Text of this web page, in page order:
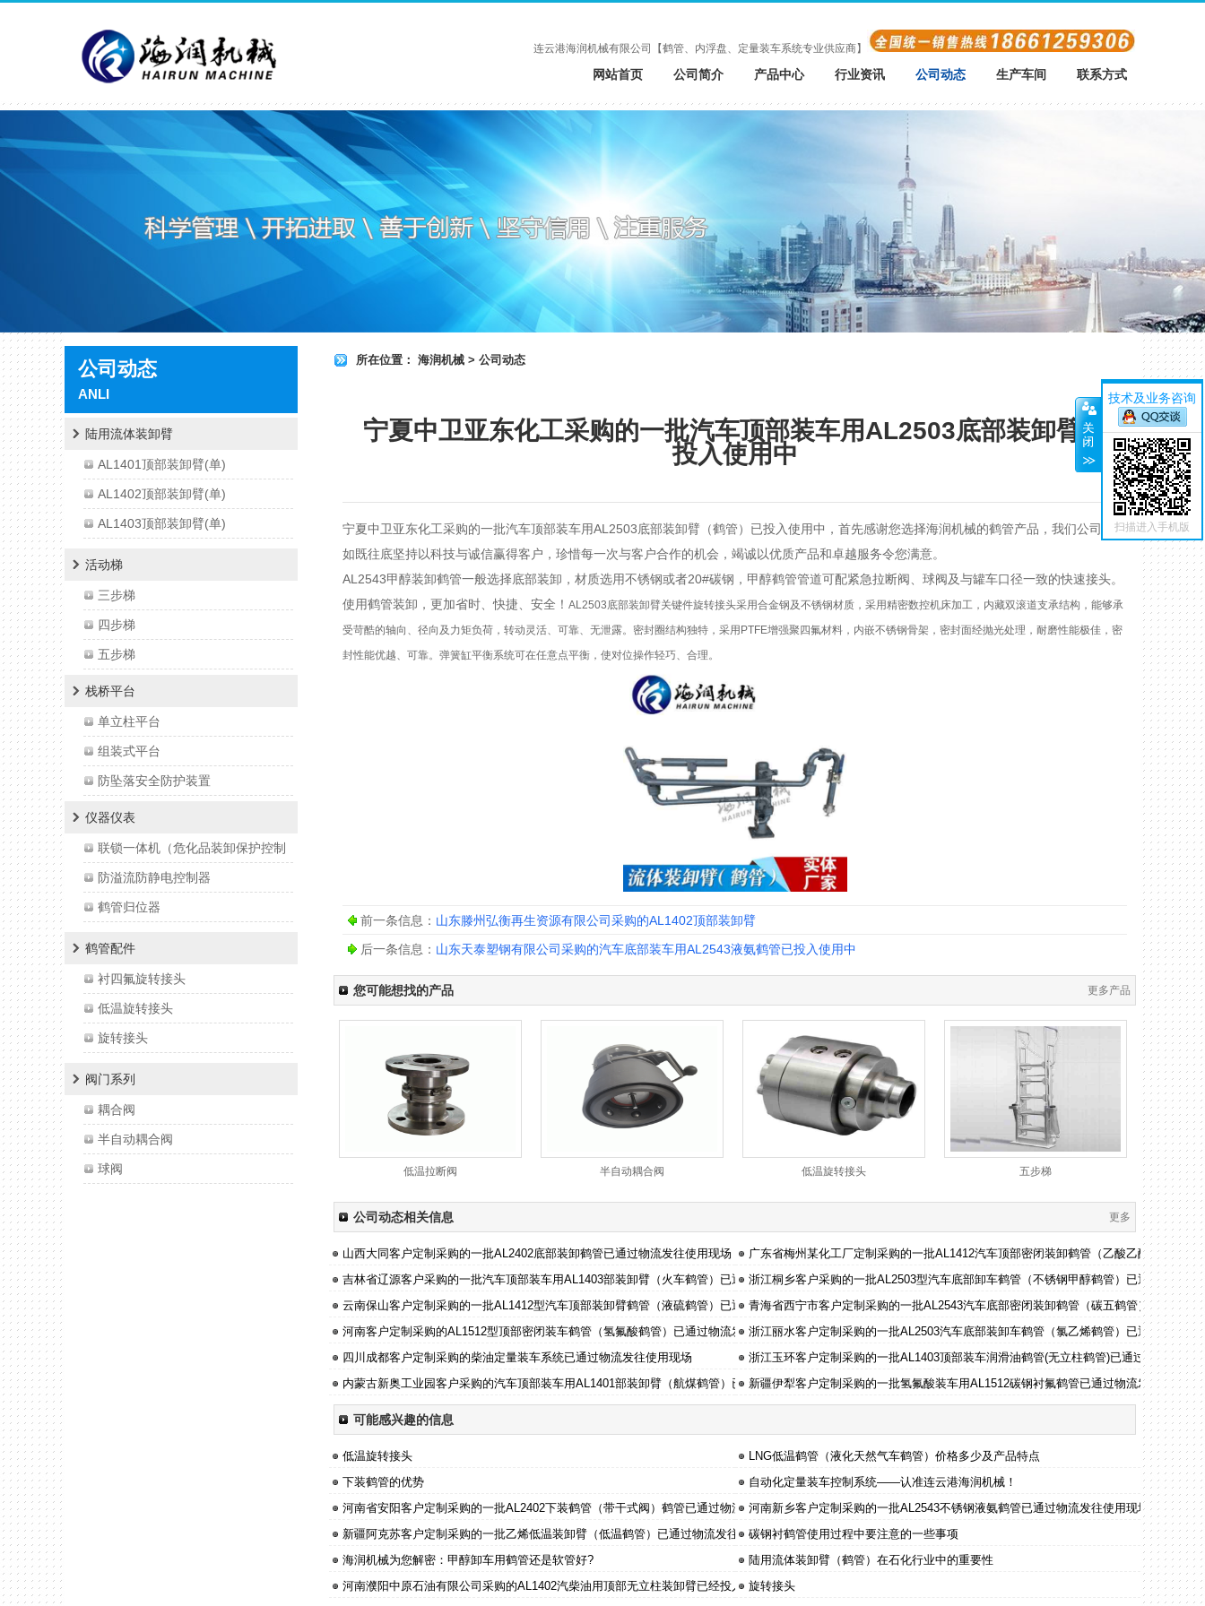
连云港海润机械有限公司【鹤管、内浮盘、定量装车系统专业供应商】
网站首页 公司简介 产品中心 行业资讯 公司动态 生产车间 联系方式
公司动态
ANLI
陆用流体装卸臂
AL1401顶部装卸臂(单)
AL1402顶部装卸臂(单)
AL1403顶部装卸臂(单)
AL2503底部装卸臂(单)
AL2543底部装卸臂(双)
AL2402下装鹤管
AL1512顶部密闭装卸臂（双臂）
AL1502顶部密闭装卸臂（单臂）
活动梯
三步梯
四步梯
五步梯
栈桥平台
单立柱平台
组装式平台
防坠落安全防护装置
仪器仪表
联锁一体机（危化品装卸保护控制
系统）
防溢流防静电控制器
鹤管归位器
鹤管配件
衬四氟旋转接头
低温旋转接头
旋转接头
阀门系列
耦合阀
半自动耦合阀
球阀
所在位置： 海润机械 > 公司动态
宁夏中卫亚东化工采购的一批汽车顶部装车用AL2503底部装卸臂已
投入使用中
宁夏中卫亚东化工采购的一批汽车顶部装车用AL2503底部装卸臂（鹤管）已投入使用中，首先感谢您选择海润机械的鹤管产品，我们公司会一
如既往底坚持以科技与诚信赢得客户，珍惜每一次与客户合作的机会，竭诚以优质产品和卓越服务令您满意。
AL2543甲醇装卸鹤管一般选择底部装卸，材质选用不锈钢或者20#碳钢，甲醇鹤管管道可配紧急拉断阀、球阀及与罐车口径一致的快速接头。
使用鹤管装卸，更加省时、快捷、安全！ AL2503底部装卸臂关键件旋转接头采用合金钢及不锈钢材质，采用精密数控机床加工，内藏双滚道支承结构，能够承
受苛酷的轴向、径向及力矩负荷，转动灵活、可靠、无泄露。 密封圈结构独特，采用PTFE增强聚四氟材料，内嵌不锈钢骨架，密封面经抛光处理，耐磨性能极佳，密
封性能优越、可靠。 弹簧缸平衡系统可在任意点平衡，使对位操作轻巧、合理。
前一条信息： 山东滕州弘衡再生资源有限公司采购的AL1402顶部装卸臂
后一条信息： 山东天泰塑钢有限公司采购的汽车底部装车用AL2543液氨鹤管已投入使用中
更多产品
您可能想找的产品
低温拉断阀 半自动耦合阀 低温旋转接头 五步梯
更多
公司动态相关信息
山西大同客户定制采购的一批AL2402底部装卸鹤管已通过物流发往使用现场
广东省梅州某化工厂定制采购的一批AL1412汽车顶部密闭装卸鹤管（乙酸乙酯鹤管）已
吉林省辽源客户采购的一批汽车顶部装车用AL1403部装卸臂（火车鹤管）已通过物流发往使用现场浙江桐乡客户采购的一批AL2503型汽车底部卸车鹤管（不锈钢甲醇鹤管）已通过物流发
云南保山客户定制采购的一批AL1412型汽车顶部装卸臂鹤管（液硫鹤管）已通过物流发往使用现场青海省西宁市客户定制采购的一批AL2543汽车底部密闭装卸鹤管（碳五鹤管）已通过物
河南客户定制采购的AL1512型顶部密闭装车鹤管（氢氟酸鹤管）已通过物流发往使用现场浙江丽水客户定制采购的一批AL2503汽车底部装卸车鹤管（氯乙烯鹤管）已通过物流发
四川成都客户定制采购的柴油定量装车系统已通过物流发往使用现场
浙江玉环客户定制采购的一批AL1403顶部装车润滑油鹤管(无立柱鹤管)已通过物流发往
内蒙古新奥工业园客户采购的汽车顶部装车用AL1401部装卸臂（航煤鹤管）已通过物流发往使用现场新疆伊犁客户定制采购的一批氢氟酸装车用AL1512碳钢衬氟鹤管已通过物流发往使用现
可能感兴趣的信息
低温旋转接头
LNG低温鹤管（液化天然气车鹤管）价格多少及产品特点
下装鹤管的优势
自动化定量装车控制系统——认准连云港海润机械！
河南省安阳客户定制采购的一批AL2402下装鹤管（带干式阀）鹤管已通过物流发往使用现场河南新乡客户定制采购的一批AL2543不锈钢液氨鹤管已通过物流发往使用现场
新疆阿克苏客户定制采购的一批乙烯低温装卸臂（低温鹤管）已通过物流发往使用现场碳钢衬鹤管使用过程中要注意的一些事项
海润机械为您解密：甲醇卸车用鹤管还是软管好?
陆用流体装卸臂（鹤管）在石化行业中的重要性
河南濮阳中原石油有限公司采购的AL1402汽柴油用顶部无立柱装卸臂已经投入使用中
旋转接头
关闭
技术及业务咨询
扫描进入手机版